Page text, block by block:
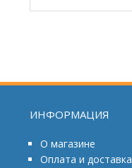
ИНФОРМАЦИЯ
О магазине
Оплата и доставка